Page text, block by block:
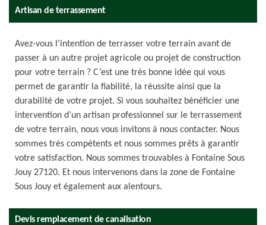
Artisan de terrassement
Avez-vous l’intention de terrasser votre terrain avant de
passer à un autre projet agricole ou projet de construction
pour votre terrain ? C’est une très bonne idée qui vous
permet de garantir la fiabilité, la réussite ainsi que la
durabilité de votre projet. Si vous souhaitez bénéficier une
intervention d’un artisan professionnel sur le terrassement
de votre terrain, nous vous invitons à nous contacter. Nous
sommes très compétents et nous sommes prêts à garantir
votre satisfaction. Nous sommes trouvables à Fontaine Sous
Jouy 27120. Et nous intervenons dans la zone de Fontaine
Sous Jouy et également aux alentours.
Devis remplacement de canalisation